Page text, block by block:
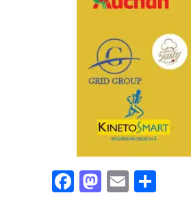
Facebook
Mastodon
Email